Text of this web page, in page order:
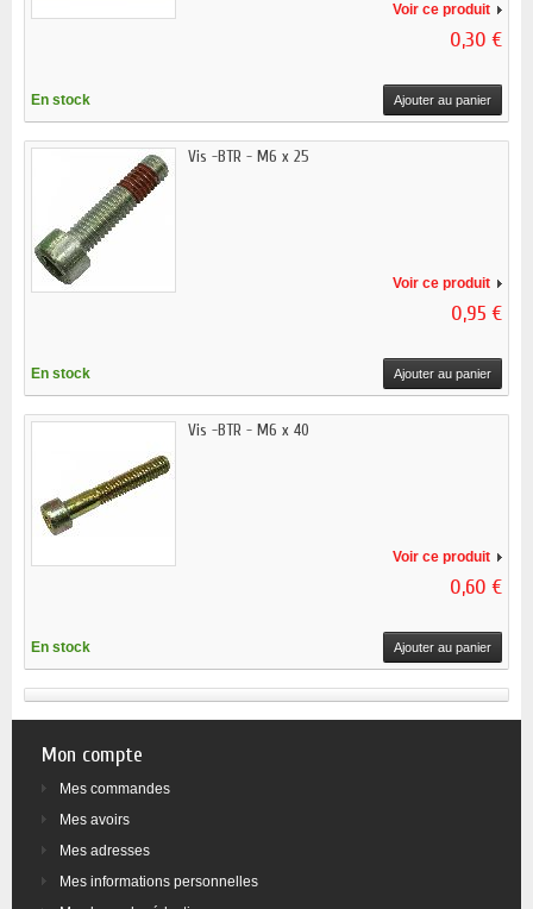
Voir ce produit
0,30 €
En stock Ajouter au panier
Vis -BTR - M6 x 25
Voir ce produit
0,95 €
En stock Ajouter au panier
Vis -BTR - M6 x 40
Voir ce produit
0,60 €
En stock Ajouter au panier
Mon compte
Mes commandes
Mes avoirs
Mes adresses
Mes informations personnelles